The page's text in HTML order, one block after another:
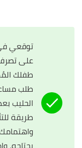
توقعي
على
طفلك
طلب
الحليب
طريقة